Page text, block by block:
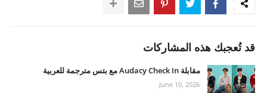
قد تُعجبك هذه المشاركات
مقابلة Audacy Check In مع بتس مترجمة للعربية
June 10, 2026